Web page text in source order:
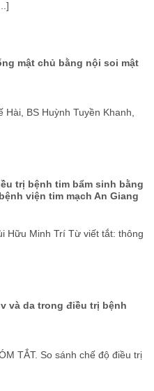
mật chủ bằng nội soi mật
Hài, BS Huỳnh Tuyền Khanh,
trị bệnh tim bẩm sinh bằng
viện tim mạch An Giang
Hữu Minh Trí Từ viết tắt: thông
và da trong điều trị bệnh
TẮT. So sánh chế độ điều trị